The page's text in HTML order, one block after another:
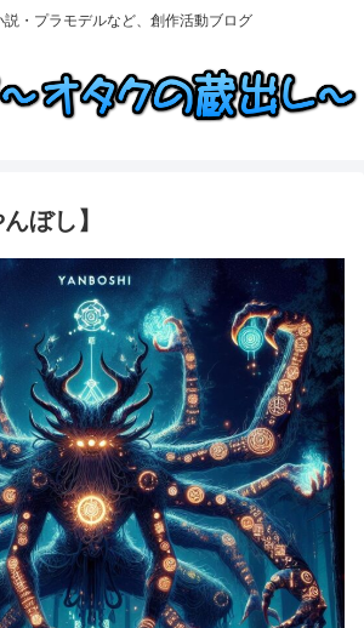
説・プラモデルなど、創作活動ブログ
ぼし】